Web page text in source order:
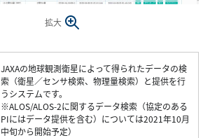
拡大
JAXAの地球観測衛星によって得られたデータの検
索（衛星／センサ検索、物理量検索）と提供を行
うシステムです。
※ALOS/ALOS-2に関するデータ検索（協定のある
PIにはデータ提供を含む）については2021年10月
中旬から開始予定）